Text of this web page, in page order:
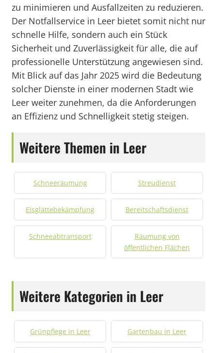
zu minimieren und Ausfallzeiten zu reduzieren.
Der Notfallservice in Leer bietet somit nicht nur
schnelle Hilfe, sondern auch ein Stück
Sicherheit und Zuverlässigkeit für alle, die auf
professionelle Unterstützung angewiesen sind.
Mit Blick auf das Jahr 2025 wird die Bedeutung
solcher Dienste in einer modernen Stadt wie
Leer weiter zunehmen, da die Anforderungen
an Effizienz und Schnelligkeit stetig steigen.
Weitere Themen in Leer
Schneeräumung Streudienst
Eisglättebekämpfung Bereitschaftsdienst
Schneeabtransport
Räumung von
öffentlichen Flächen
Weitere Kategorien in Leer
Grünpflege in Leer Gartenbau in Leer